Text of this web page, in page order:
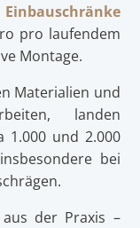
Einbauschränke
pro laufendem
Montage.
Materialien und
landen
1.000 und 2.000
bei
der Praxis –